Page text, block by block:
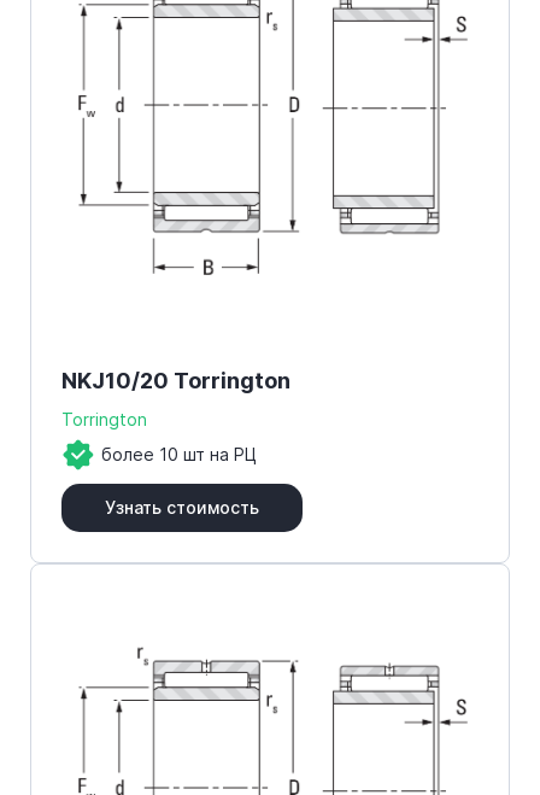
NKJ10/20 Torrington
Torrington
более 10 шт на РЦ
Узнать стоимость